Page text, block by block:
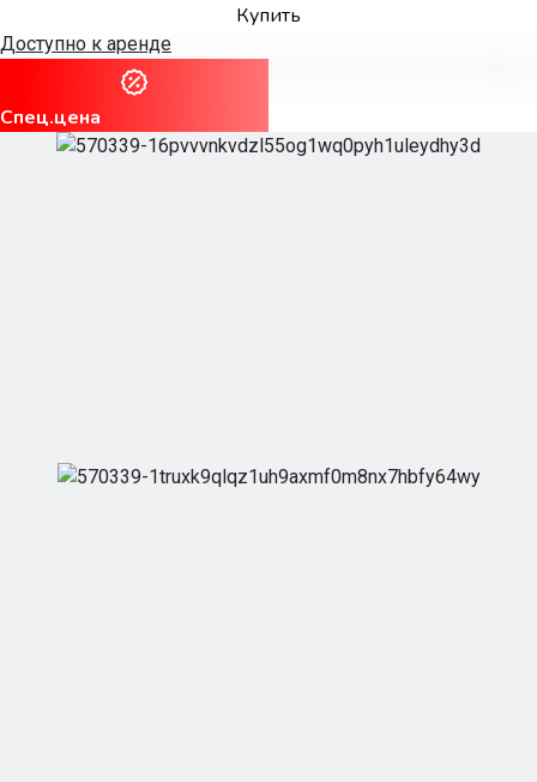
Купить
Доступно к аренде
Спец.цена